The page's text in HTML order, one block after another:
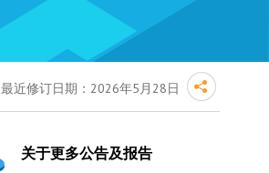
最近修订日期：2026年5月28日
关于更多公告及报告